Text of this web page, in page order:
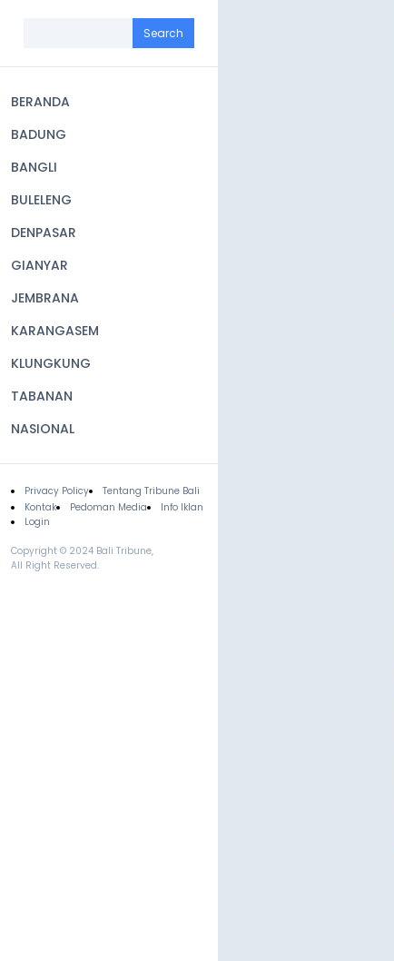
navigation
BERANDA
BADUNG
BANGLI
BULELENG
DENPASAR
GIANYAR
JEMBRANA
KARANGASEM
KLUNGKUNG
TABANAN
NASIONAL
Footer
Privacy Policy
Tentang Tribune Bali
Kontak
Pedoman Media
Info Iklan
Login
Copyright © 2024 Bali Tribune,
All Right Reserved.